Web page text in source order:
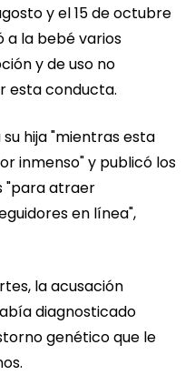
y el 15 de octubre
a la bebé varios
y de uso no
esta conducta.
hija "mientras esta
inmenso" y publicó los
"para atraer
en línea",
la acusación
diagnosticado
genético que le